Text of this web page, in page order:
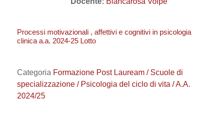
Processi motivazionali , affettivi e cognitivi in psicologia
clinica a.a. 2024-25 Lotto
Categoria Formazione Post Lauream / Scuole di
specializzazione / Psicologia del ciclo di vita / A.A.
2024/25